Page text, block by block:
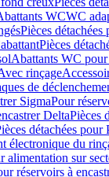
WCWC
Pièces
Pièces
Abattants WC pour
rinçage
de
SigmaPour
DeltaPièces
détachées pour
électronique du
alimentation sur
réservoirs à